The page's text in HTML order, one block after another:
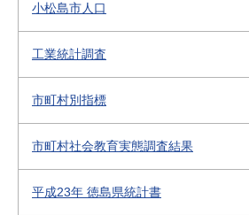
小松島市人口
工業統計調査
市町村別指標
市町村社会教育実態調査結果
平成23年 徳島県統計書